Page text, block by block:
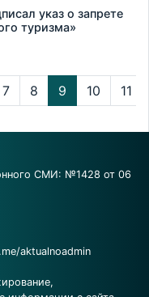
указ о запрете
туризма»
7 8 9 10 11
СМИ: №1428 от 06
aktualnoadmin